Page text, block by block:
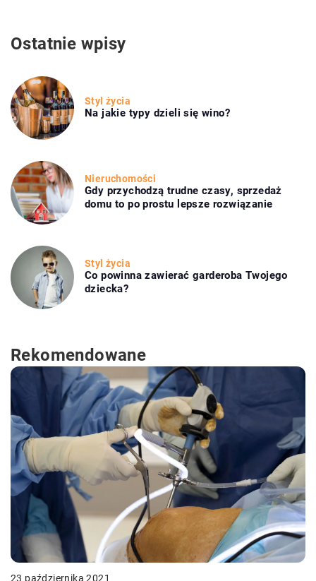
Ostatnie wpisy
Styl życia
Na jakie typy dzieli się wino?
Nieruchomości
Gdy przychodzą trudne czasy, sprzedaż
domu to po prostu lepsze rozwiązanie
Styl życia
Co powinna zawierać garderoba Twojego
dziecka?
Rekomendowane
23 października 2021